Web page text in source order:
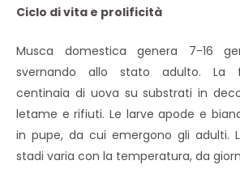
Ciclo di vita e prolificità
Musca domestica genera 7-16
svernando allo stato adulto. La
centinaia di uova su substrati in
letame e rifiuti. Le larve apode e
in pupe, da cui emergono gli adulti.
stadi varia con la temperatura, da